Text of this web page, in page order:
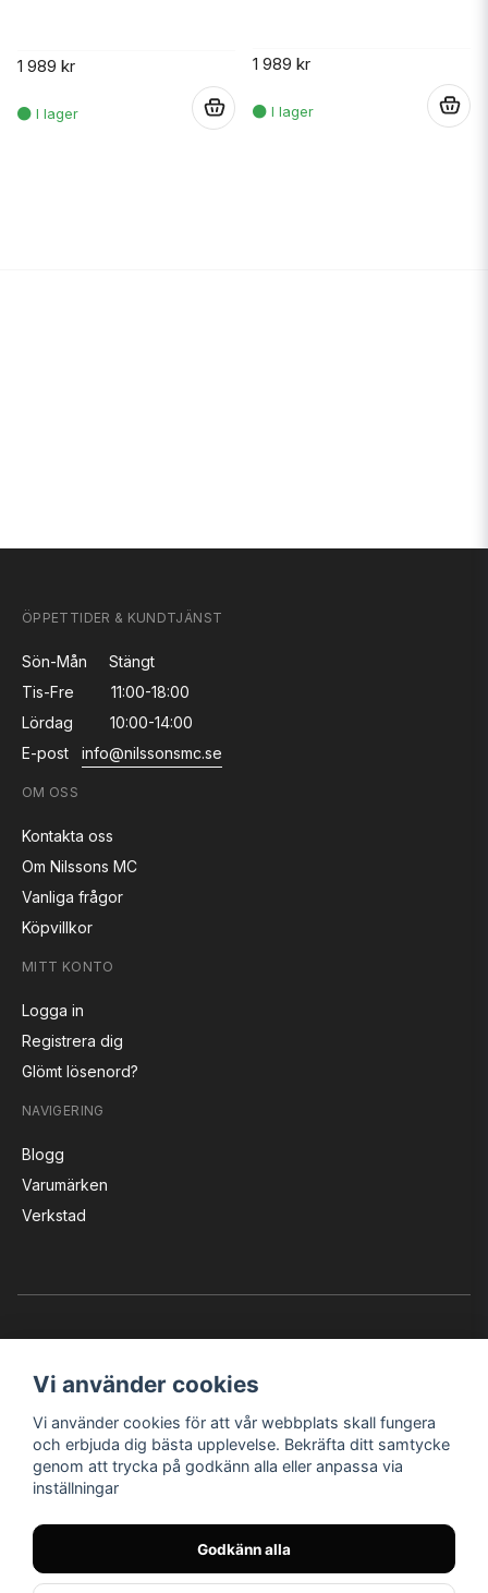
1 989 kr 1 989 kr
ÖPPETTIDER & KUNDTJÄNST
Sön-Mån
Stängt
Tis-Fre
11:00-18:00
Lördag
10:00-14:00
E-post
info@nilssonsmc.se
OM OSS
Kontakta oss
Om Nilssons MC
Vanliga frågor
Köpvillkor
MITT KONTO
Logga in
Registrera dig
Glömt lösenord?
NAVIGERING
Blogg
Varumärken
Verkstad
© Nilssons MC - Allt för dig & din MC
Instagram Facebook YouTube
Vi använder cookies
Vi använder cookies för att vår webbplats skall fungera
och erbjuda dig bästa upplevelse. Bekräfta ditt samtycke
genom att trycka på godkänn alla eller anpassa via
inställningar
Godkänn alla